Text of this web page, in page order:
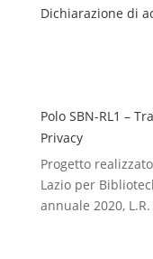
Dichiarazione di
Polo SBN-RL1 –
Privacy
Progetto
Lazio per
annuale 2020,